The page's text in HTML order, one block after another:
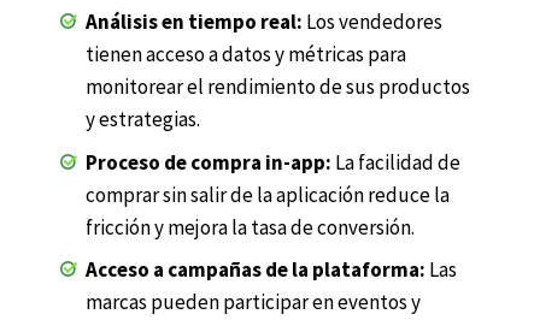
Análisis en tiempo real: Los vendedores
tienen acceso a datos y métricas para
monitorear el rendimiento de sus productos
y estrategias.
Proceso de compra in-app: La facilidad de
comprar sin salir de la aplicación reduce la
fricción y mejora la tasa de conversión.
Acceso a campañas de la plataforma: Las
marcas pueden participar en eventos y